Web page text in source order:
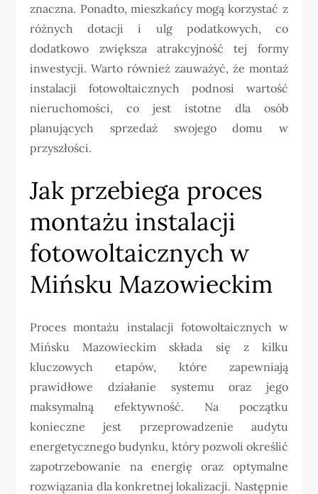
znaczna. Ponadto, mieszkańcy mogą korzystać z
różnych dotacji i ulg podatkowych, co
dodatkowo zwiększa atrakcyjność tej formy
inwestycji. Warto również zauważyć, że montaż
instalacji fotowoltaicznych podnosi wartość
nieruchomości, co jest istotne dla osób
planujących sprzedaż swojego domu w
przyszłości.
Jak przebiega proces
montażu instalacji
fotowoltaicznych w
Mińsku Mazowieckim
Proces montażu instalacji fotowoltaicznych w
Mińsku Mazowieckim składa się z kilku
kluczowych etapów, które zapewniają
prawidłowe działanie systemu oraz jego
maksymalną efektywność. Na początku
konieczne jest przeprowadzenie audytu
energetycznego budynku, który pozwoli określić
zapotrzebowanie na energię oraz optymalne
rozwiązania dla konkretnej lokalizacji. Następnie